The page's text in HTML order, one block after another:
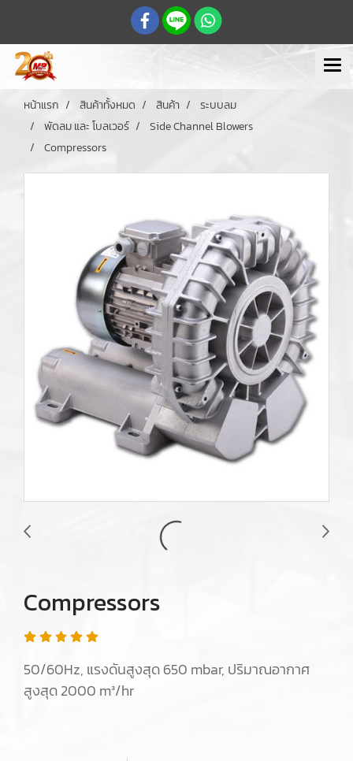
หน้าแรก สินค้าทั้งหมด สินค้า
ระบบลม
พัดลม และ โบลเวอร์
Side Channel Blowers
Compressors
Compressors
50/60Hz, แรงดันสูงสุด 650 mbar, ปริมาณอากาศ
สูงสุด 2000 m³/hr